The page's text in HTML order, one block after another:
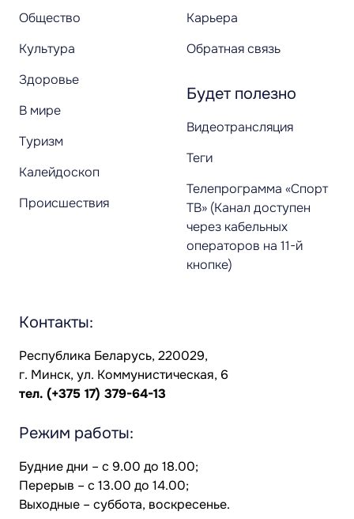
Общество
Культура
Здоровье
В мире
Туризм
Калейдоскоп
Происшествия
Карьера
Обратная связь
Будет полезно
Видеотрансляция
Теги
Телепрограмма «Спорт
ТВ» (Канал доступен
через кабельных
операторов на 11-й
кнопке)
Контакты:
Республика Беларусь, 220029,
г. Минск, ул. Коммунистическая, 6
тел. (+375 17) 379-64-13
Режим работы:
Будние дни – с 9.00 до 18.00;
Перерыв – с 13.00 до 14.00;
Выходные – суббота, воскресенье.